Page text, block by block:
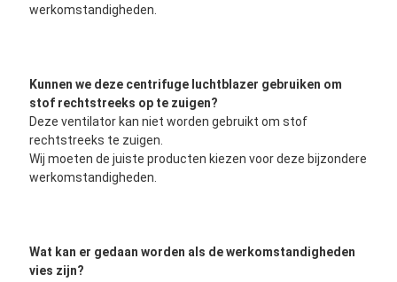
werkomstandigheden.
Kunnen we deze centrifuge luchtblazer gebruiken om
stof rechtstreeks op te zuigen?
Deze ventilator kan niet worden gebruikt om stof
rechtstreeks te zuigen.
Wij moeten de juiste producten kiezen voor deze bijzondere
werkomstandigheden.
Wat kan er gedaan worden als de werkomstandigheden
vies zijn?